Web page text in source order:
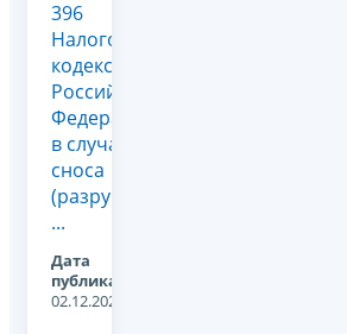
396
Налогового
кодекса
Российской
Федерации,
в случае
сноса
(разрушения)
...
Дата
публикации:
02.12.2024